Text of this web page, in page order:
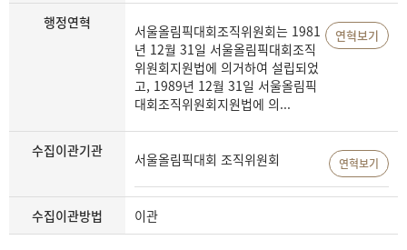
행정연혁
서울올림픽대회조직위원회는 1981
년 12월 31일 서울올림픽대회조직
위원회지원법에 의거하여 설립되었
고, 1989년 12월 31일 서울올림픽
대회조직위원회지원법에 의...
연혁보기
수집이관기관 서울올림픽대회 조직위원회 연혁보기
수집이관방법 이관